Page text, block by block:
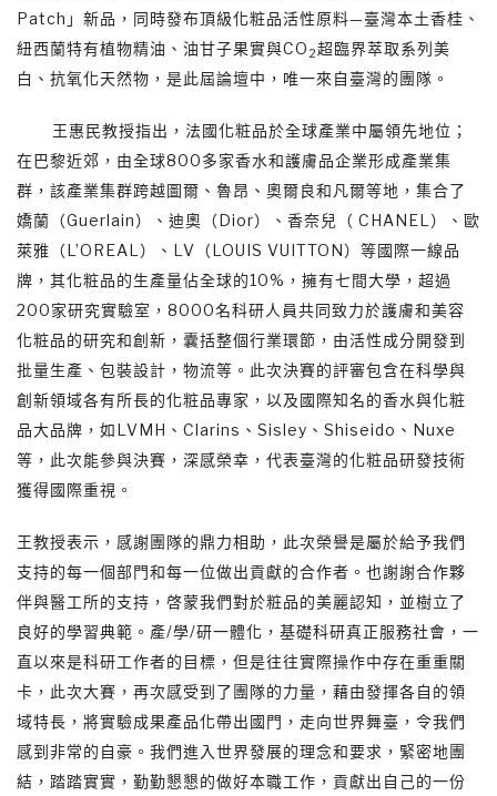
Patch」新品，同時發布頂級化粧品活性原料—臺灣本土香桂、
紐西蘭特有植物精油、油甘子果實與CO 2超臨界萃取系列美
白、抗氧化天然物，是此屆論壇中，唯一來自臺灣的團隊。
王惠民教授指出，法國化粧品於全球產業中屬領先地位；
在巴黎近郊，由全球800多家香水和護膚品企業形成產業集
群，該產業集群跨越圖爾、魯昂、奧爾良和凡爾等地，集合了
嬌蘭（Guerlain）、迪奧（Dior）、香奈兒（ CHANEL）、歐
萊雅（L’OREAL）、LV（LOUIS VUITTON）等國際一線品
牌，其化粧品的生產量佔全球的10%，擁有七間大學，超過
200家研究實驗室，8000名科研人員共同致力於護膚和美容
化粧品的研究和創新，囊括整個行業環節，由活性成分開發到
批量生產、包裝設計，物流等。此次決賽的評審包含在科學與
創新領域各有所長的化粧品專家，以及國際知名的香水與化粧
品大品牌，如LVMH、Clarins、Sisley、Shiseido、Nuxe
等，此次能參與決賽，深感榮幸，代表臺灣的化粧品研發技術
獲得國際重視。
王教授表示，感謝團隊的鼎力相助，此次榮譽是屬於給予我們
支持的每一個部門和每一位做出貢獻的合作者。也謝謝合作夥
伴與醫工所的支持，啓蒙我們對於粧品的美麗認知，並樹立了
良好的學習典範。產/學/研一體化，基礎科研真正服務社會，一
直以來是科研工作者的目標，但是往往實際操作中存在重重關
卡，此次大賽，再次感受到了團隊的力量，藉由發揮各自的領
域特長，將實驗成果產品化帶出國門，走向世界舞臺，令我們
感到非常的自豪。我們進入世界發展的理念和要求，緊密地團
結，踏踏實實，勤勤懇懇的做好本職工作，貢獻出自己的一份